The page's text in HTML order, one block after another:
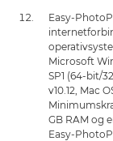
Easy-
Microsoft
SP1 (64-bit/
v10.12, Mac
GB RAM og
Easy-